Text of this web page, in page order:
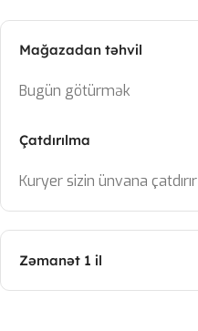
Mağazadan təhvil
Bugün götürmək
Çatdırılma
Kuryer sizin ünvana çatdırır
Zəmanət 1 il